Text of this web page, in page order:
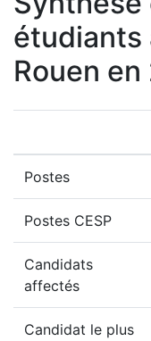
étudiants
Rouen en
Postes
Postes CESP
Candidats
affectés
Candidat le plus